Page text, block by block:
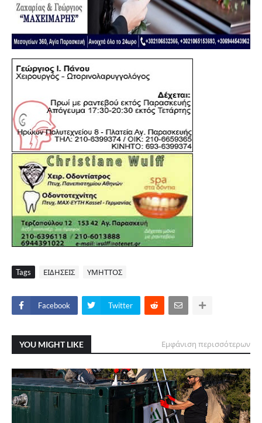
Tags ΕΙΔΗΣΕΙΣ ΥΜΗΤΤΟΣ
Facebook Twitter
YOU MIGHT LIKE Εμφάνιση περισσότερων